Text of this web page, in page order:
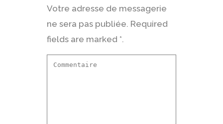
Votre adresse de messagerie
ne sera pas publiée. Required
fields are marked *.